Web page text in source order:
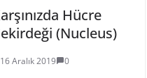
Hücre
(Nucleus)
16 Aralık 2019 0